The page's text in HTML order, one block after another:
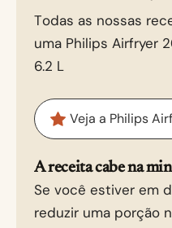
Todas as nossas receitas são testadas em
uma Philips Airfryer
6.2 L
Veja a Philips
A receita cabe na
Se você estiver em dúvida, sempre pode
reduzir uma porção